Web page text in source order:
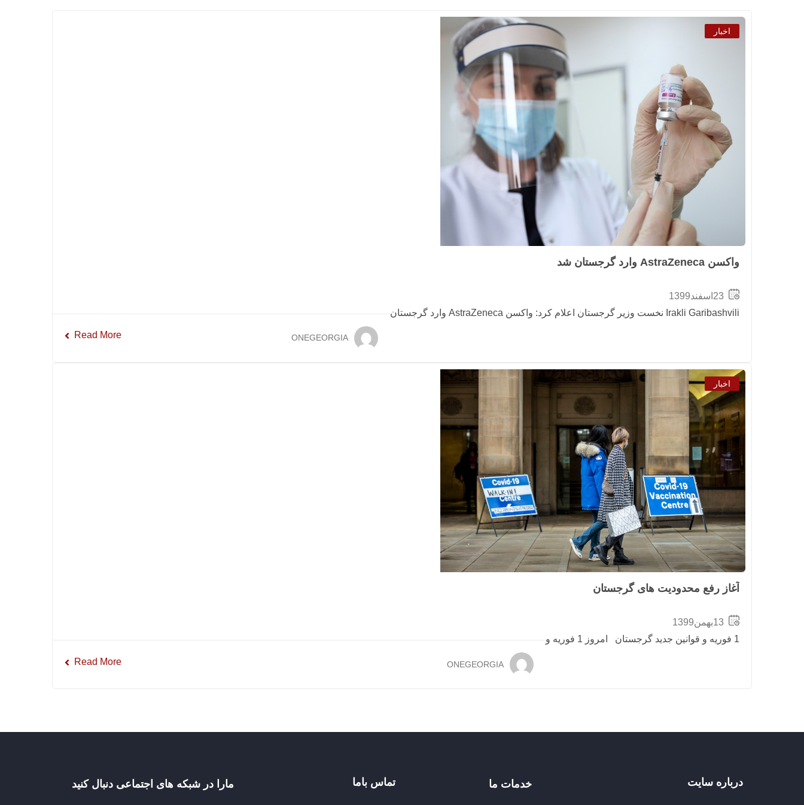
اخبار
واکسن AstraZeneca وارد گرجستان شد
23اسفند1399
Irakli Garibashvili نخست وزیر گرجستان اعلام کرد: واکسن AstraZeneca وارد گرجستان
ONEGEORGIA
Read More
اخبار
آغاز رفع محدودیت های گرجستان
13بهمن1399
1 فوریه و قوانین جدید گرجستان امروز 1 فوریه و
ONEGEORGIA
Read More
درباره سایت خدمات ما تماس باما مارا در شبکه های اجتماعی دنبال کنید